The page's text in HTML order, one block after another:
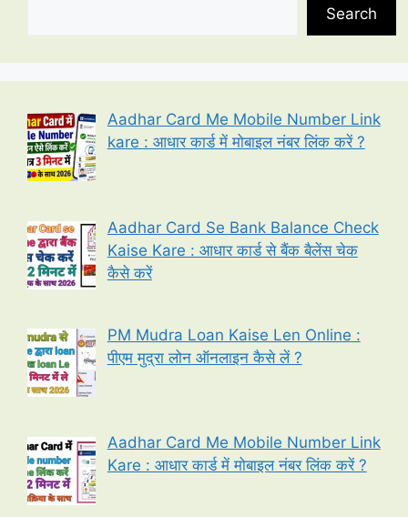
Search
Aadhar Card Me Mobile Number Link
kare : आधार कार्ड में मोबाइल नंबर लिंक करें ?
Aadhar Card Se Bank Balance Check
Kaise Kare : आधार कार्ड से बैंक बैलेंस चेक
कैसे करें
PM Mudra Loan Kaise Len Online :
पीएम मुद्रा लोन ऑनलाइन कैसे लें ?
Aadhar Card Me Mobile Number Link
Kare : आधार कार्ड में मोबाइल नंबर लिंक करें ?